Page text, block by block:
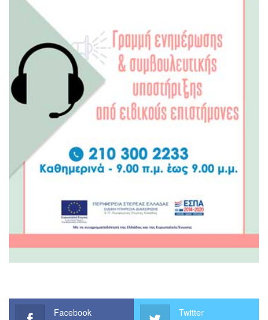
Facebook Twitter